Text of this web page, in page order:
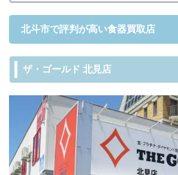
北斗市で評判が高い食器買取店
ザ・ゴールド 北見店